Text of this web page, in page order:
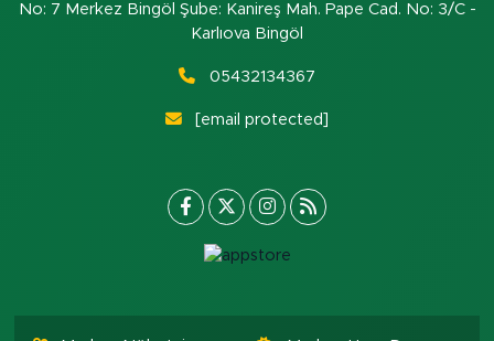
No: 7 Merkez Bingöl Şube: Kanireş Mah. Pape Cad. No: 3/C -
Karlıova Bingöl
05432134367
[email protected]